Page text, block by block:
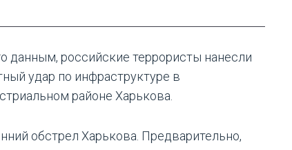
данным, российские террористы нанесли
удар по инфраструктуре в
районе Харькова.
обстрел Харькова. Предварительно,